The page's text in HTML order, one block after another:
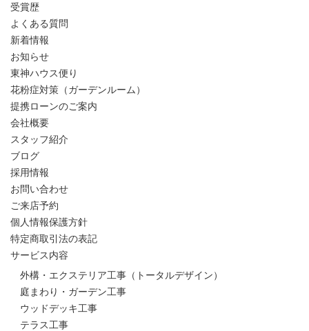
受賞歴
よくある質問
新着情報
お知らせ
東神ハウス便り
花粉症対策（ガーデンルーム）
提携ローンのご案内
会社概要
スタッフ紹介
ブログ
採用情報
お問い合わせ
ご来店予約
個人情報保護方針
特定商取引法の表記
サービス内容
外構・エクステリア工事（トータルデザイン）
庭まわり・ガーデン工事
ウッドデッキ工事
テラス工事